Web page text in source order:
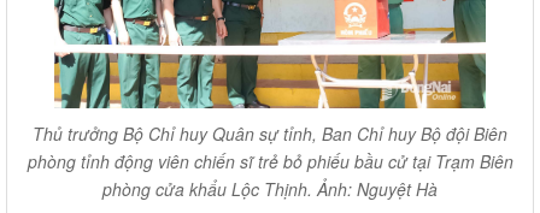
Thủ trưởng Bộ Chỉ huy Quân sự tỉnh, Ban Chỉ huy Bộ đội Biên
phòng tỉnh động viên chiến sĩ trẻ bỏ phiếu bầu cử tại Trạm Biên
phòng cửa khẩu Lộc Thịnh. Ảnh: Nguyệt Hà